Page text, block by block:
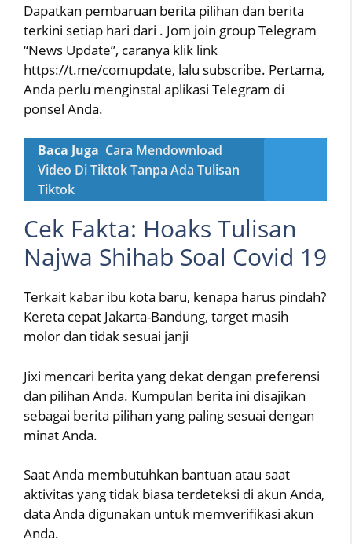
Dapatkan pembaruan berita pilihan dan berita
terkini setiap hari dari . Jom join group Telegram
“News Update”, caranya klik link
https://t.me/comupdate, lalu subscribe. Pertama,
Anda perlu menginstal aplikasi Telegram di
ponsel Anda.
Baca Juga Cara Mendownload
Video Di Tiktok Tanpa Ada Tulisan
Tiktok
Cek Fakta: Hoaks Tulisan
Najwa Shihab Soal Covid 19
Terkait kabar ibu kota baru, kenapa harus pindah?
Kereta cepat Jakarta-Bandung, target masih
molor dan tidak sesuai janji
Jixi mencari berita yang dekat dengan preferensi
dan pilihan Anda. Kumpulan berita ini disajikan
sebagai berita pilihan yang paling sesuai dengan
minat Anda.
Saat Anda membutuhkan bantuan atau saat
aktivitas yang tidak biasa terdeteksi di akun Anda,
data Anda digunakan untuk memverifikasi akun
Anda.